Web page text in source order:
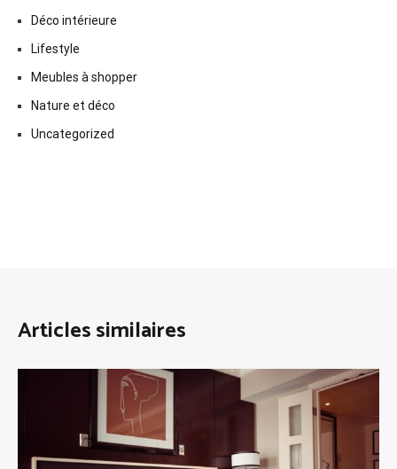
Déco intérieure
Lifestyle
Meubles à shopper
Nature et déco
Uncategorized
Articles similaires